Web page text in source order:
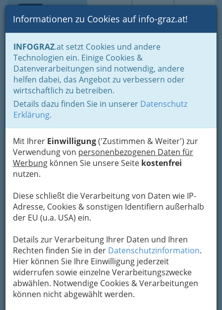
Suche Login Toggle
Informationen zu Cookies auf info-graz.at!
INFOGRAZ.at setzt Cookies und andere
Technologien ein. Einige Cookies &
Datenverarbeitungen sind notwendig, andere
helfen dabei, das Angebot zu verbessern oder
wirtschaftlich zu betreiben.
Details dazu finden Sie in unserer Datenschutz
Erklärung.
Mit Ihrer Einwilligung('Zustimmen & Weiter') zur
Verwendung von personenbezogenen Daten für
Werbung können Sie unsere Seite kostenfrei
nutzen.
Diese schließt die Verarbeitung von Daten wie IP-
Adresse, Cookies & sonstigen Identifiern außerhalb
der EU (u.a. USA) ein.
Details zur Verarbeitung Ihrer Daten und Ihren
Rechten finden Sie in der Datenschutzinformation.
Hier können Sie Ihre Einwilligung jederzeit
widerrufen sowie einzelne Verarbeitungszwecke
abwählen. Notwendige Cookies & Verarbeitungen
können nicht abgewählt werden.
Home Branchen
Einkaufen & Schenken - der Handel
Der Handel nach WKO-Gliederung
Landesgremium Baustoff-, Eisen-, Hartwaren- und Holzhandel
Landesgremium Baustoff-,
Eisen-, Hartwaren- und
Holzhandel